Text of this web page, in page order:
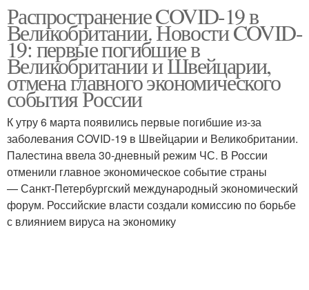
Распространение COVID-19 в
Великобритании. Новости COVID-
19: первые погибшие в
Великобритании и Швейцарии,
отмена главного экономического
события России
К утру 6 марта появились первые погибшие из-за
заболевания COVID-19 в Швейцарии и Великобритании.
Палестина ввела 30-дневный режим ЧС. В России
отменили главное экономическое событие страны
— Санкт-Петербургский международный экономический
форум. Российские власти создали комиссию по борьбе
с влиянием вируса на экономику